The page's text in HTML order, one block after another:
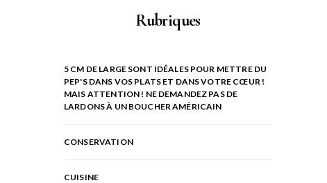
Rubriques
5 CM DE LARGE SONT IDÉALES POUR METTRE DU
PEP'S DANS VOS PLATS ET DANS VOTRE CŒUR !
MAIS ATTENTION ! NE DEMANDEZ PAS DE
LARDONS À UN BOUCHER AMÉRICAIN
CONSERVATION
CUISINE